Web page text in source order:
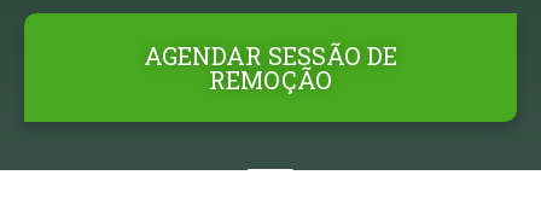
AGENDAR SESSÃO DE
REMOÇÃO